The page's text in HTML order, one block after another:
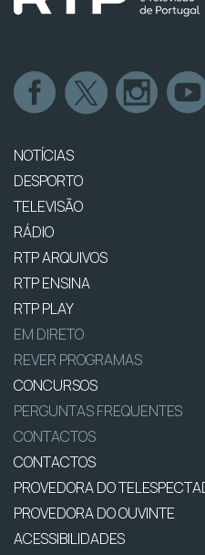
NOTÍCIAS
DESPORTO
TELEVISÃO
RÁDIO
RTP ARQUIVOS
RTP ENSINA
RTP PLAY
EM DIRETO
REVER PROGRAMAS
CONCURSOS
PERGUNTAS FREQUENTES
CONTACTOS
CONTACTOS
PROVEDORA DO
PROVEDORA DO OUVINTE
ACESSIBILIDADES